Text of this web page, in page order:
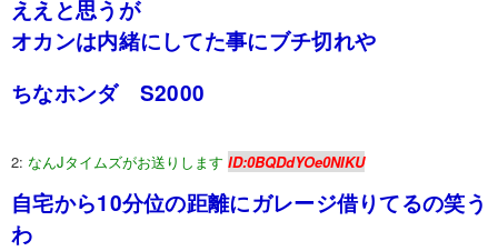
ええと思うが
オカンは内緒にしてた事にブチ切れや
ちなホンダ S2000
2: なんJタイムズがお送りします ID:0BQDdYOe0NIKU
自宅から10分位の距離にガレージ借りてるの笑う
わ